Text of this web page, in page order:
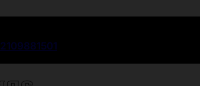
2109881501